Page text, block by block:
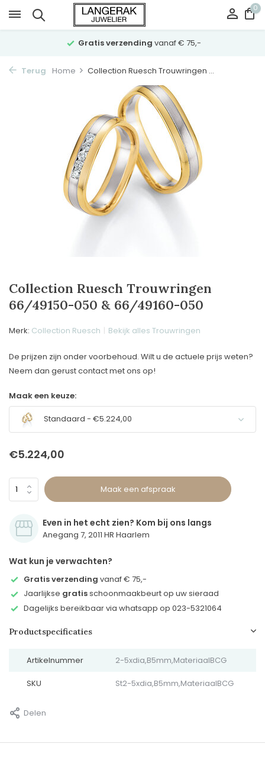
0
Gratis verzending vanaf € 75,-
Terug Home Collection Ruesch Trouwringen ...
Collection Ruesch Trouwringen
66/49150-050 & 66/49160-050
Merk: Collection Ruesch Bekijk alles Trouwringen
De prijzen zijn onder voorbehoud. Wilt u de actuele prijs weten?
Neem dan gerust contact met ons op!
Maak een keuze:
Standaard - €5.224,00
€5.224,00
Maak een afspraak
Even in het echt zien? Kom bij ons langs
Anegang 7, 2011 HR Haarlem
Wat kun je verwachten?
Gratis verzending vanaf € 75,-
Jaarlijkse gratisschoonmaakbeurt op uw sieraad
Dagelijks bereikbaar via whatsapp op 023-5321064
Productspecificaties
Artikelnummer 2-5xdia,B5mm,MateriaalBCG
SKU St2-5xdia,B5mm,MateriaalBCG
Delen